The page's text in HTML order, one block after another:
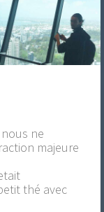
ne
majeure
thé avec